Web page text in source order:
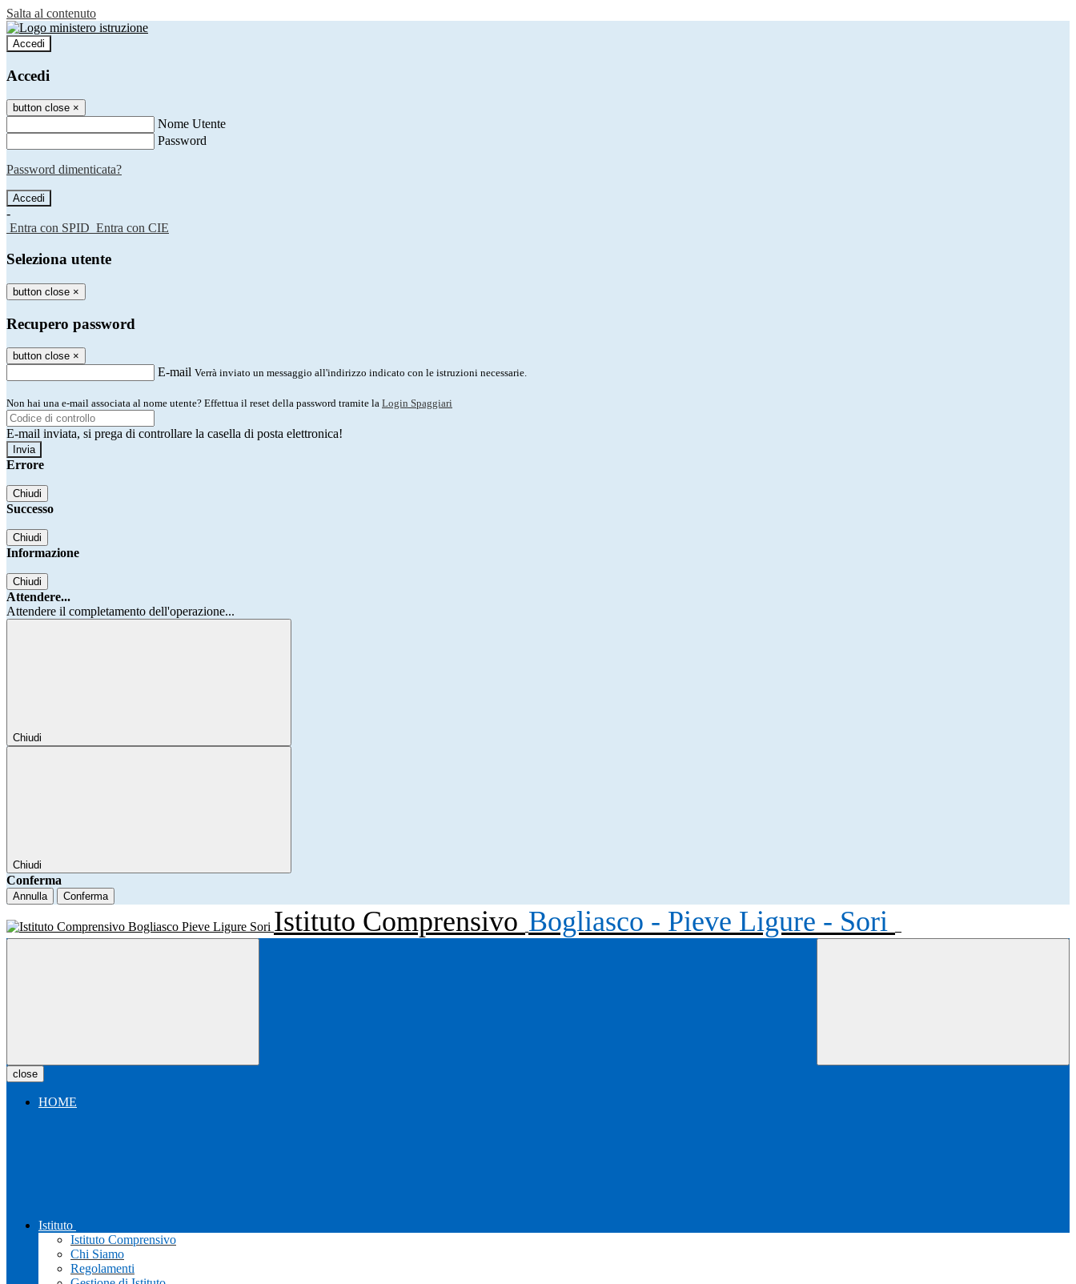
Salta al contenuto
Accedi
Accedi
button close ×
Nome Utente
Password
Password dimenticata?
-
Entra con SPID Entra con CIE
Seleziona utente
button close ×
Recupero password
button close ×
E-mail Verrà inviato un messaggio all'indirizzo indicato con le istruzioni necessarie.
Non hai una e-mail associata al nome utente? Effettua il reset della password tramite la Login Spaggiari
E-mail inviata, si prega di controllare la casella di posta elettronica!
Errore
Chiudi
Successo
Chiudi
Informazione
Chiudi
Attendere...
Attendere il completamento dell'operazione...
Chiudi
Chiudi
Conferma
Annulla Conferma
Istituto Comprensivo Bogliasco - Pieve Ligure - Sori
close
HOME
Istituto
Istituto Comprensivo
Chi Siamo
Regolamenti